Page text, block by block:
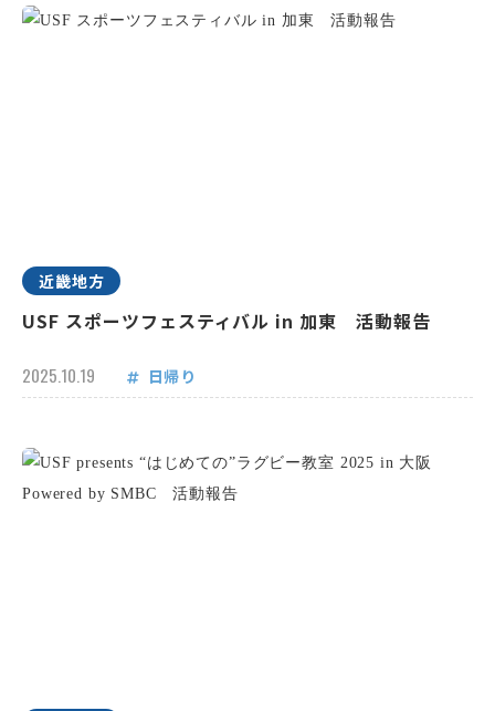
近畿地方
USF スポーツフェスティバル in 加東 活動報告
2025.10.19 日帰り